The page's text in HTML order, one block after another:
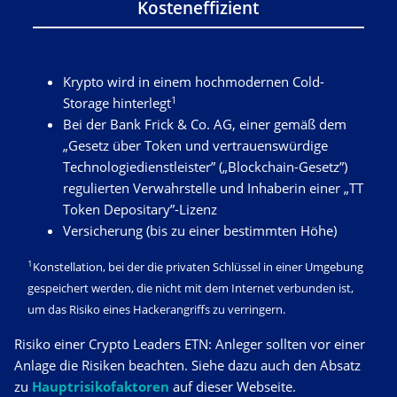
Kosteneffizient
Krypto wird in einem hochmodernen Cold-
Storage hinterlegt1
Bei der Bank Frick & Co. AG, einer gemäß dem
„Gesetz über Token und vertrauenswürdige
Technologiedienstleister” („Blockchain-Gesetz”)
regulierten Verwahrstelle und Inhaberin einer „TT
Token Depositary”-Lizenz
Versicherung (bis zu einer bestimmten Höhe)
1 Konstellation, bei der die privaten Schlüssel in einer Umgebung
gespeichert werden, die nicht mit dem Internet verbunden ist,
um das Risiko eines Hackerangriffs zu verringern.
Risiko einer Crypto Leaders ETN: Anleger sollten vor einer
Anlage die Risiken beachten. Siehe dazu auch den Absatz
zu Hauptrisikofaktoren auf dieser Webseite.